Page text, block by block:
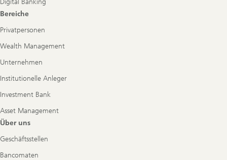
Digital Banking
Bereiche
Privatpersonen
Wealth Management
Unternehmen
Institutionelle Anleger
Investment Bank
Asset Management
Über uns
Geschäftsstellen
Bancomaten